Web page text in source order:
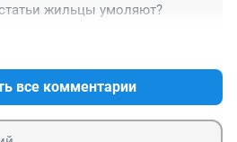
жильцы умоляют?
все комментарии